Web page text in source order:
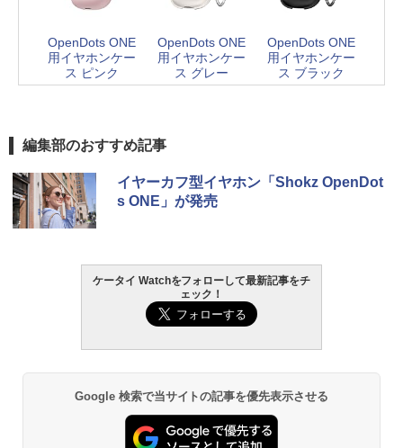
OpenDots ONE
用イヤホンケー
ス ピンク
OpenDots ONE
用イヤホンケー
ス グレー
OpenDots ONE
用イヤホンケー
ス ブラック
編集部のおすすめ記事
イヤーカフ型イヤホン「Shokz OpenDot
s ONE」が発売
ケータイ Watchをフォローして最新記事をチ
ェック！
Google 検索で当サイトの記事を優先表示させる